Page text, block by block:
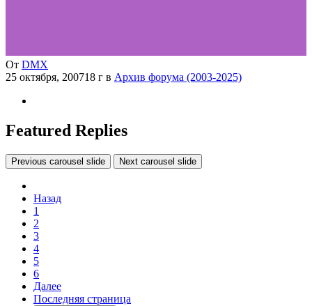
От DMX
25 октября, 200718 г в Архив форума (2003-2025)
Featured Replies
Previous carousel slide Next carousel slide
Назад
1
2
3
4
5
6
Далее
Последняя страница